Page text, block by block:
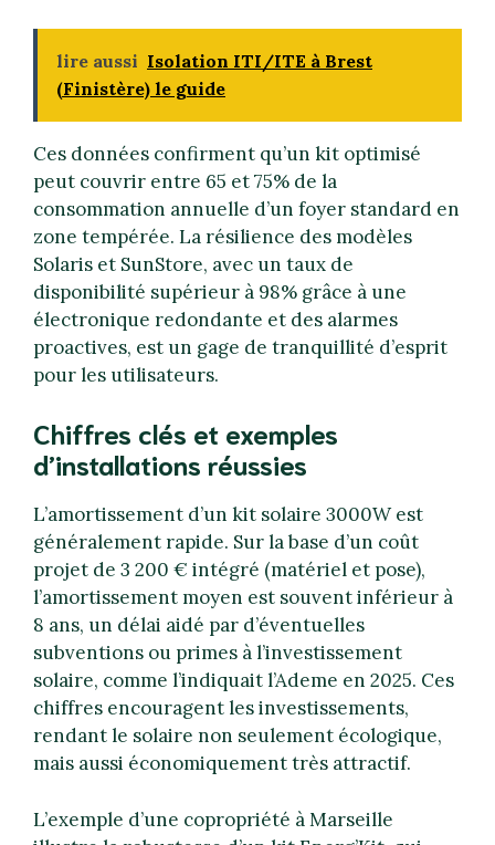
lire aussi Isolation ITI/ITE à Brest
(Finistère) le guide
Ces données confirment qu’un kit optimisé
peut couvrir entre 65 et 75% de la
consommation annuelle d’un foyer standard en
zone tempérée. La résilience des modèles
Solaris et SunStore, avec un taux de
disponibilité supérieur à 98% grâce à une
électronique redondante et des alarmes
proactives, est un gage de tranquillité d’esprit
pour les utilisateurs.
Chiffres clés et exemples
d’installations réussies
L’amortissement d’un kit solaire 3000W est
généralement rapide. Sur la base d’un coût
projet de 3 200 € intégré (matériel et pose),
l’amortissement moyen est souvent inférieur à
8 ans, un délai aidé par d’éventuelles
subventions ou primes à l’investissement
solaire, comme l’indiquait l’Ademe en 2025. Ces
chiffres encouragent les investissements,
rendant le solaire non seulement écologique,
mais aussi économiquement très attractif.
L’exemple d’une copropriété à Marseille